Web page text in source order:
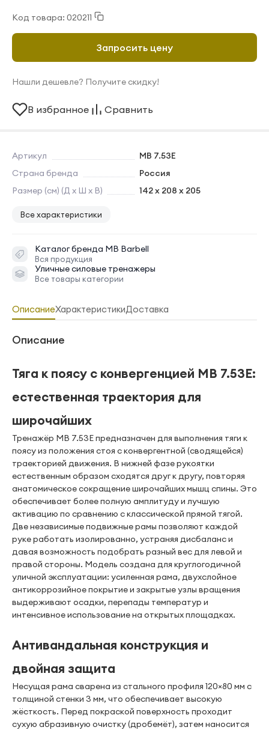
Код товара: 020211
Артикул
MB 7.53E
Страна бренда
Россия
Размер (см) (Д х Ш х В)
142 x 208 x 205
Все характеристики
Каталог бренда MB Barbell
Вся продукция
Уличные силовые тренажеры
Все товары категории
Запросить цену
Нашли дешевле? Получите скидку!
В избранное Сравнить
ОписаниеХарактеристикиДоставка
Описание
Тяга к поясу с конвергенцией MB 7.53E:
естественная траектория для
широчайших
Тренажёр MB 7.53E предназначен для выполнения тяги к
поясу из положения стоя с конвергентной (сводящейся)
траекторией движения. В нижней фазе рукоятки
естественным образом сходятся друг к другу, повторяя
анатомическое сокращение широчайших мышц спины. Это
обеспечивает более полную амплитуду и лучшую
активацию по сравнению с классической прямой тягой.
Две независимые подвижные рамы позволяют каждой
руке работать изолированно, устраняя дисбаланс и
давая возможность подобрать разный вес для левой и
правой стороны. Модель создана для круглогодичной
уличной эксплуатации: усиленная рама, двухслойное
антикоррозийное покрытие и закрытые узлы вращения
выдерживают осадки, перепады температур и
интенсивное использование на открытых площадках.
Антивандальная конструкция и
двойная защита
Несущая рама сварена из стального профиля 120×80 мм с
толщиной стенки 3 мм, что обеспечивает высокую
жёсткость. Перед покраской поверхность проходит
сухую абразивную очистку (дробемёт), затем наносится